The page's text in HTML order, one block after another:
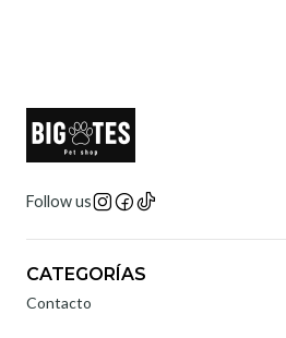
Follow us
CATEGORÍAS
Contacto